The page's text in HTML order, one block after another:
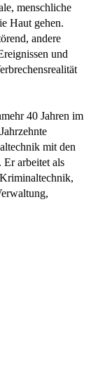
menschliche
Haut gehen.
andere
und
40 Jahren im
mit den
Er arbeitet als